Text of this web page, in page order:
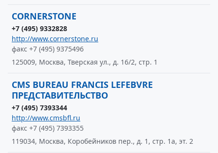
CORNERSTONE
+7 (495) 9332828
http://www.cornerstone.ru
факс +7 (495) 9375496
125009, Москва, Тверская ул., д. 16/2, стр. 1
CMS BUREAU FRANCIS LEFEBVRE
ПРЕДСТАВИТЕЛЬСТВО
+7 (495) 7393344
http://www.cmsbfl.ru
факс +7 (495) 7393355
119034, Москва, Коробейников пер., д. 1, стр. 1а, эт. 2